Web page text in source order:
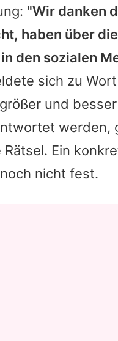
"Wir danken
haben über
den sozialen
sich zu
und
werden,
Rätsel. Ein
nicht fest.